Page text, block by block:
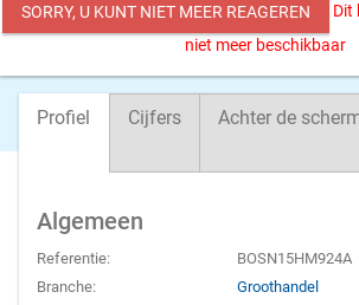
SORRY, U KUNT NIET MEER REAGEREN
Dit
niet meer beschikbaar
Profiel Cijfers Achter de
Algemeen
Referentie:
BOSN15HM924A
Branche:
Groothandel